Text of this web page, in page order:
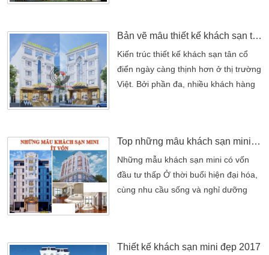
tiêu điểm chính đó đã trở nên thiết
yếu hơn đối với mỗi người. Những
mẫu khách sạn 10x20m đẹp không
chỉ là nơi đơn thuần để lưu trú […]
Bản vẽ mẫu thiết kế khách sạn tân cổ điển đẹp 13x16m bán tầng hầm
Kiến trúc thiết kế khách sạn tân cổ
điển ngày càng thịnh hơn ở thị trường
Việt. Bởi phần đa, nhiều khách hàng
đầu tư đã nắm bắt được tâm lý chung
của số đông khách hàng và đầu tư
kinh doanh. Mẫu thiết kế khách sạn
tân cổ điển và xu […]
Top những mẫu khách sạn mini ít vốn đầu tư – giá bình dân
Những mẫu khách sạn mini có vốn
đầu tư thấp Ở thời buổi hiện đại hóa,
cùng nhu cầu sống và nghỉ dưỡng
ứng được điều này, việc kinh doanh
Thiết kế khách sạn mini đẹp 2017